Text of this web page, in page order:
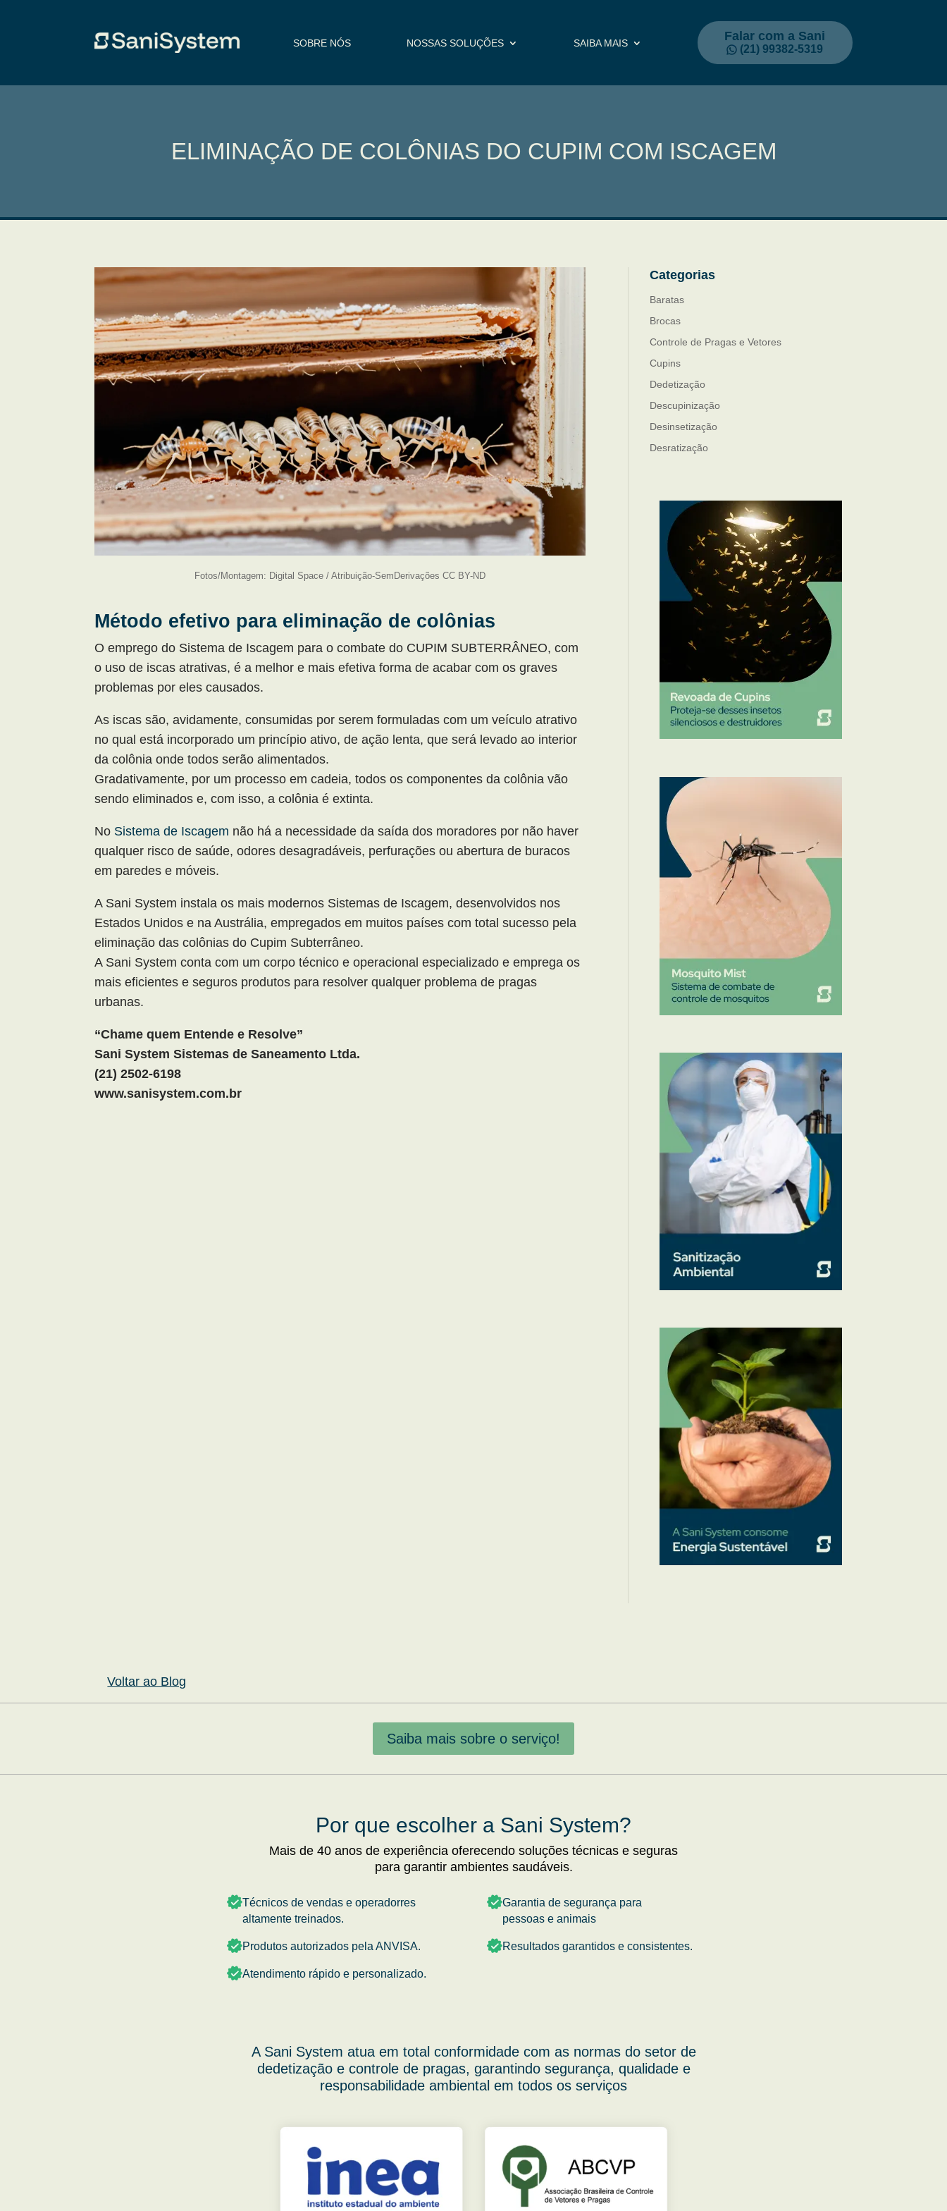
SOBRE NÓS NOSSAS SOLUÇÕES SAIBA MAIS Falar com a Sani
(21) 99382-5319
ELIMINAÇÃO DE COLÔNIAS DO CUPIM COM ISCAGEM
Fotos/Montagem: Digital Space / Atribuição-SemDerivações CC BY-ND
Método efetivo para eliminação de colônias
O emprego do Sistema de Iscagem para o combate do CUPIM SUBTERRÂNEO, com
o uso de iscas atrativas, é a melhor e mais efetiva forma de acabar com os graves
problemas por eles causados.
As iscas são, avidamente, consumidas por serem formuladas com um veículo atrativo
no qual está incorporado um princípio ativo, de ação lenta, que será levado ao interior
da colônia onde todos serão alimentados.
Gradativamente, por um processo em cadeia, todos os componentes da colônia vão
sendo eliminados e, com isso, a colônia é extinta.
No Sistema de Iscagem não há a necessidade da saída dos moradores por não haver
qualquer risco de saúde, odores desagradáveis, perfurações ou abertura de buracos
em paredes e móveis.
A Sani System instala os mais modernos Sistemas de Iscagem, desenvolvidos nos
Estados Unidos e na Austrália, empregados em muitos países com total sucesso pela
eliminação das colônias do Cupim Subterrâneo.
A Sani System conta com um corpo técnico e operacional especializado e emprega os
mais eficientes e seguros produtos para resolver qualquer problema de pragas
urbanas.
“Chame quem Entende e Resolve”
Sani System Sistemas de Saneamento Ltda.
(21) 2502-6198
www.sanisystem.com.br
Categorias
Baratas
Brocas
Controle de Pragas e Vetores
Cupins
Dedetização
Descupinização
Desinsetização
Desratização
Mosquitos
Percevejo de Cama
Pulgas e Carrapatos
Ratos
Sanitização
Voltar ao Blog
Saiba mais sobre o serviço!
Por que escolher a Sani System?
Mais de 40 anos de experiência oferecendo soluções técnicas e seguras
para garantir ambientes saudáveis.
Técnicos de vendas e operadorres
altamente treinados.
Produtos autorizados pela ANVISA.
Atendimento rápido e personalizado.
Garantia de segurança para
pessoas e animais
Resultados garantidos e consistentes.
A Sani System atua em total conformidade com as normas do setor de
dedetização e controle de pragas, garantindo segurança, qualidade e
responsabilidade ambiental em todos os serviços